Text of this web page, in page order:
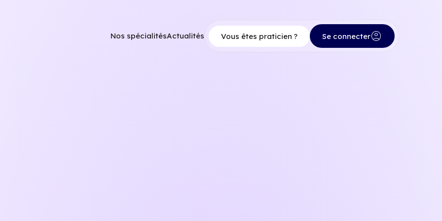
Nos spécialitésActualités Vous êtes praticien ? Se connecteraccount_circle